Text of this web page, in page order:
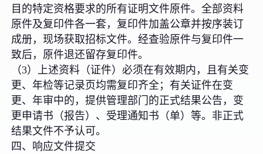
目的特定资格要求的所有证明文件原件。全部资料
原件及复印件各一套，复印件加盖公章并按序装订
成册，现场获取招标文件。经查验原件与复印件一
致后，原件退还留存复印件。
（3）上述资料（证件）必须在有效期内，且有关变
更、年检等记录页均需复印齐全；有关证件在变
更、年审中的，提供管理部门的正式结果公告，变
更申请书（报告）、受理通知书（单）等。非正式
结果文件不予认可。
四、响应文件提交